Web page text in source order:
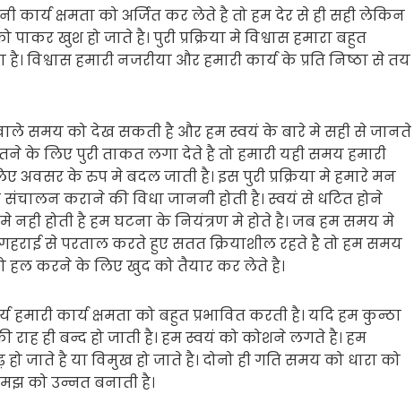
क्षमता को अर्जित कर लेते है तो हम देर से ही सही लेकिन
खुश हो जाते है। पुरी प्रक्रिया मे विश्वास हमारा बहुत
विश्वास हमारी नजरीया और हमारी कार्य के प्रति निष्ठा से तय
समय को देख सकती है और हम स्वयं के बारे मे सही से जानते
के लिए पुरी ताकत लगा देते है तो हमारी यही समय हमारी
अवसर के रुप मे बदल जाती है। इस पुरी प्रक्रिया मे हमारे मन
कराने की विधा जाननी होती है। स्वयं से धटित होने
नही होती है हम घटना के नियंत्रण मे होते है। जब हम समय मे
से परताल करते हुए सतत क्रियाशील रहते है तो हम समय
हल करने के लिए खुद को तैयार कर लेते है।
कार्य क्षमता को बहुत प्रभावित करती है। यदि हम कुन्ठा
राह ही बन्द हो जाती है। हम स्वयं को कोशने लगते है। हम
जाते है या विमुख हो जाते है। दोनो ही गति समय को धारा को
को उन्नत बनाती है।